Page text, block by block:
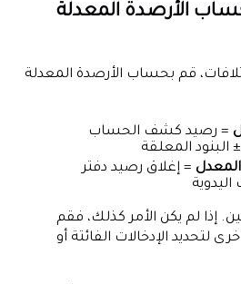
حساب الأرصدة المعدلة
قم بحساب الأرصدة المعدلة
= رصيد كشف الحساب
البنود المعلقة
المعدل = إغلاق رصيد دفتر
اليدوية
إذا لم يكن الأمر كذلك، فقم
لتحديد الإدخالات الفائتة أو